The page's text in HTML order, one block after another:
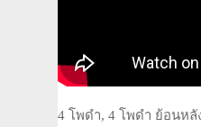
4 โพดำ, 4 โพดำ ย้อนหลั